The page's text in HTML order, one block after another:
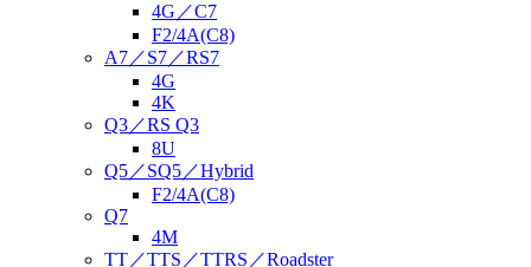
4G／C7
F2/4A(C8)
A7／S7／RS7
4G
4K
Q3／RS Q3
8U
Q5／SQ5／Hybrid
F2/4A(C8)
Q7
4M
TT／TTS／TTRS／Roadster